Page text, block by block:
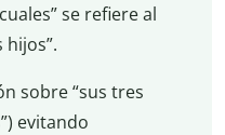
se refiere al
sobre “sus tres
evitando